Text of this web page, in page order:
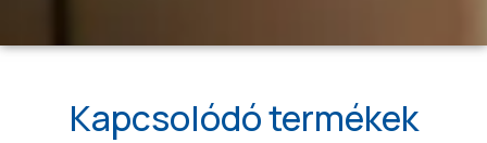
Kapcsolódó termékek